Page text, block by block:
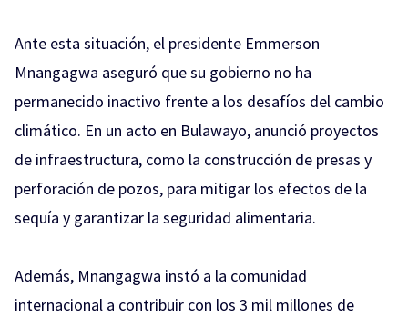
Ante esta situación, el presidente Emmerson
Mnangagwa aseguró que su gobierno no ha
permanecido inactivo frente a los desafíos del cambio
climático. En un acto en Bulawayo, anunció proyectos
de infraestructura, como la construcción de presas y
perforación de pozos, para mitigar los efectos de la
sequía y garantizar la seguridad alimentaria.
Además, Mnangagwa instó a la comunidad
internacional a contribuir con los 3 mil millones de